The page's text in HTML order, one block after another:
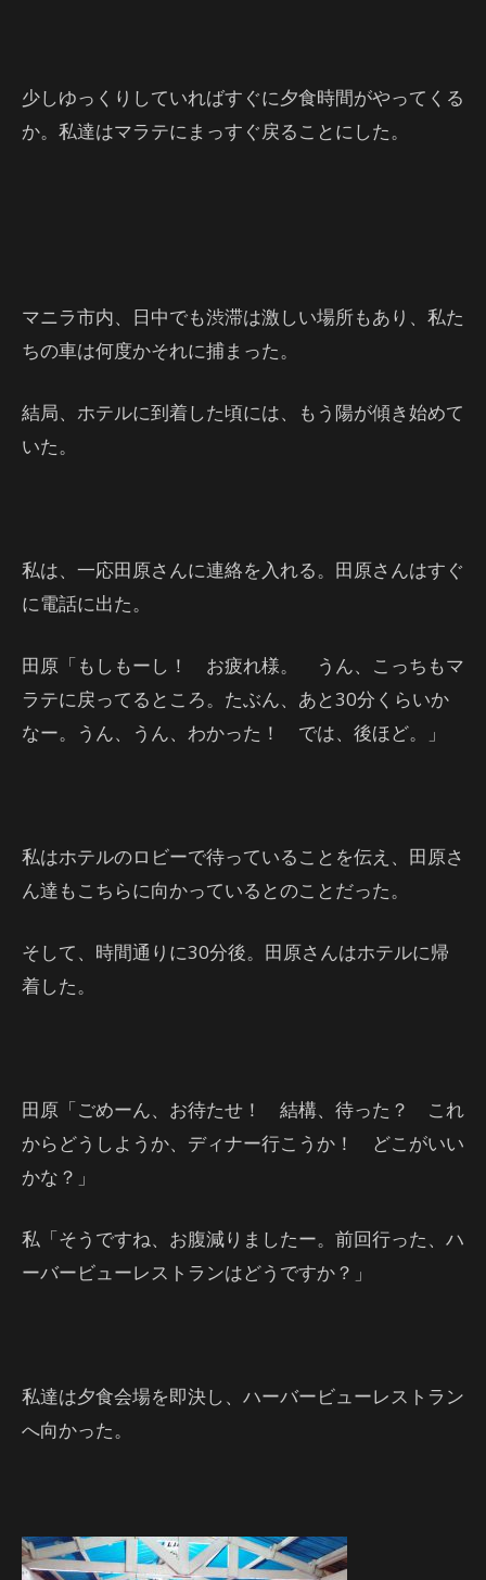
少しゆっくりしていればすぐに夕食時間がやってくる
か。私達はマラテにまっすぐ戻ることにした。
マニラ市内、日中でも渋滞は激しい場所もあり、私た
ちの車は何度かそれに捕まった。
結局、ホテルに到着した頃には、もう陽が傾き始めて
いた。
私は、一応田原さんに連絡を入れる。田原さんはすぐ
に電話に出た。
田原「もしもーし！ お疲れ様。 うん、こっちもマ
ラテに戻ってるところ。たぶん、あと30分くらいか
なー。うん、うん、わかった！ では、後ほど。」
私はホテルのロビーで待っていることを伝え、田原さ
ん達もこちらに向かっているとのことだった。
そして、時間通りに30分後。田原さんはホテルに帰
着した。
田原「ごめーん、お待たせ！ 結構、待った？ これ
からどうしようか、ディナー行こうか！ どこがいい
かな？」
私「そうですね、お腹減りましたー。前回行った、ハ
ーバービューレストランはどうですか？」
私達は夕食会場を即決し、ハーバービューレストラン
へ向かった。